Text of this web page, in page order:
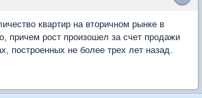
квартир на вторичном рынке в
причем рост произошел за счет продажи
построенных не более трех лет назад.